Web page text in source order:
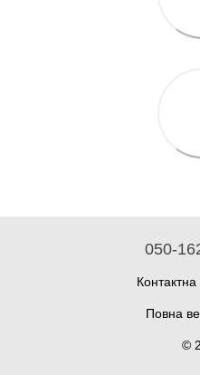
050-
Повна
©